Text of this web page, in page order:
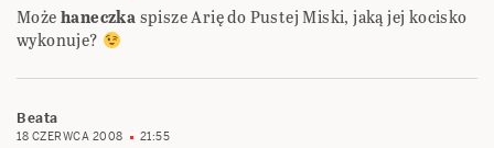
Możehaneczkaspisze Arię do Pustej Miski, jaką jej kocisko
wykonuje?
Beata
18 CZERWCA 2008 21:55